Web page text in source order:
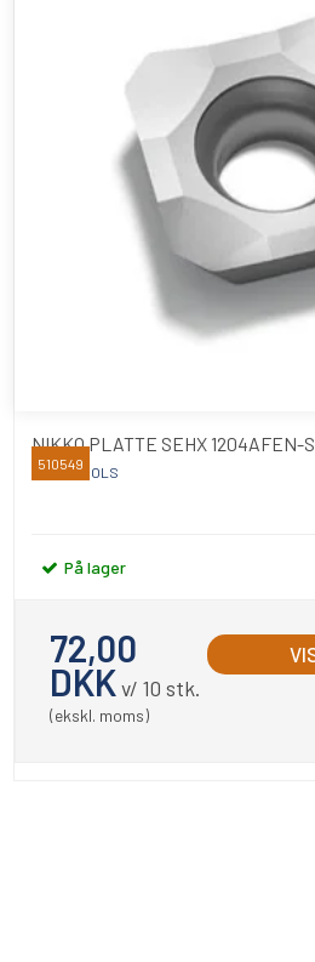
NIKKO PLATTE SEHX 1204AFEN-
NIKKO TOOLS
510549
På lager
72,00
DKKv/ 10 stk.
(ekskl. moms)